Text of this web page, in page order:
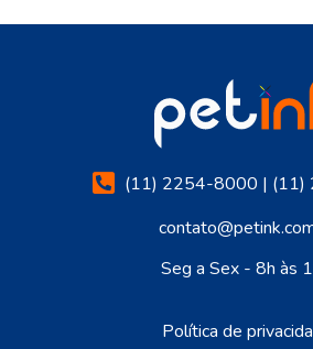
(11) 2254-8000 |
Seg a Sex - 8h às
Política de